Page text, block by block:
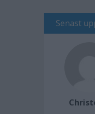
Senast